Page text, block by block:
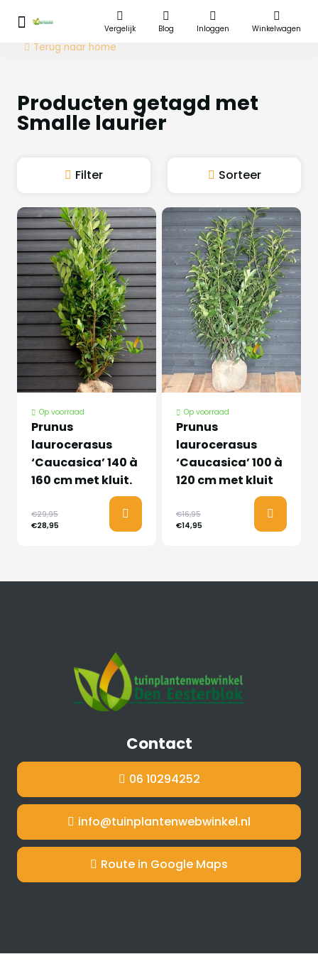
Vergelijk Blog Inloggen Winkelwagen
Terug naar home
Producten getagd met
Smalle laurier
Filter Sorteer
Op voorraad
Prunus
laurocerasus
‘Caucasica’ 140 à
160 cm met kluit.
€29,95
€28,95
Op voorraad
Prunus
laurocerasus
‘Caucasica’ 100 à
120 cm met kluit
€16,95
€14,95
Contact
06 10294252
info@tuinplantenwebwinkel.nl
Route in Google Maps